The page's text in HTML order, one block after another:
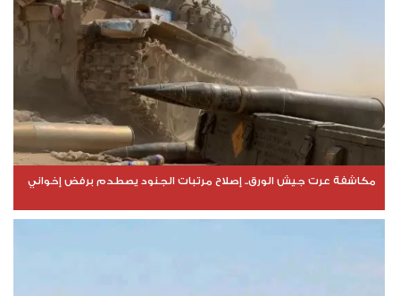
مكاشفة عرت جيش الورق.. إصلاح مرتبات الجنود يصطدم برفض إخواني